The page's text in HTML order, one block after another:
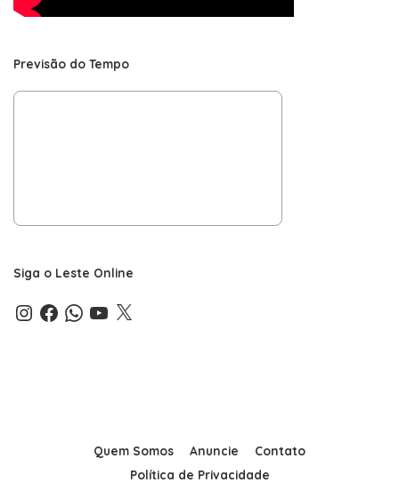
Previsão do Tempo
Siga o Leste Online
Instagram
Facebook
WhatsApp
YouTube
X
Quem Somos Anuncie
Contato
Política de Privacidade